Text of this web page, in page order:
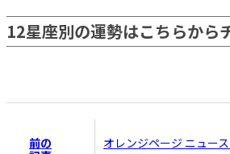
12星座別の運勢はこちらから
前の
オレンジページ ニュー